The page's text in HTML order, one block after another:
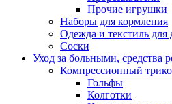
Прочие игрушки
Наборы для кормления
Одежда и текстиль для
Соски
Уход за больными, средства
Компрессионный
Гольфы
Колготки